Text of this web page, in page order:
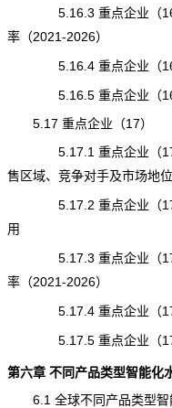
5.16.3 重点企业（16）
率（2021-2026）
5.16.4 重点企业（16
5.16.5 重点企业（16
5.17 重点企业（17）
5.17.1 重点企业（17）
售区域、竞争对手及市场地位
5.17.2 重点企业（17）
用
5.17.3 重点企业（17）
率（2021-2026）
5.17.4 重点企业（17
5.17.5 重点企业（17
第六章 不同产品类型智能化
6.1 全球不同产品类型智